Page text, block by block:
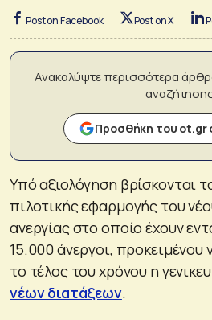
Post on Facebook Post on X
Ανακαλύψτε περισσότερα
Προσθήκη του ot.gr
Υπό αξιολόγηση βρίσκονται
πιλοτικής εφαρμογής του
ανεργίας στο οποίο έχουν
15.000 άνεργοι, προκειμένου
το τέλος του χρόνου η
νέων διατάξεων.